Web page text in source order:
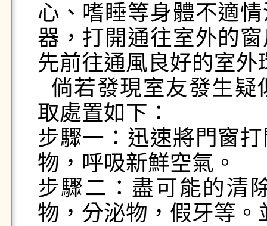
心、嗜睡等身體不適
器，打開通往室外的
先前往通風良好的室
取處置如下：
步驟一：迅速將門窗
物，呼吸新鮮空氣。
步驟二：盡可能的清
物，分泌物，假牙等